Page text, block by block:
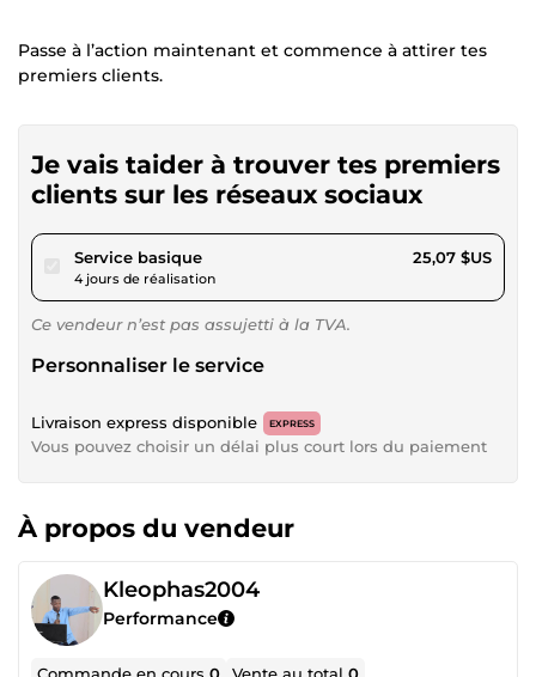
Passe à l’action maintenant et commence à attirer tes
premiers clients.
Je vais taider à trouver tes premiers
clients sur les réseaux sociaux
Service basiquepour 23,11 $US
4 jours de réalisation
25,07 $US
Ce vendeur n’est pas assujetti à la TVA.
Personnaliser le service
Livraison express disponible EXPRESS
Vous pouvez choisir un délai plus court lors du paiement
À propos du vendeur
Kleophas2004
Performance